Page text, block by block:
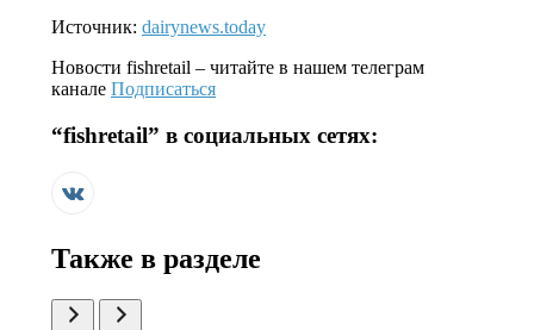
Источник: dairynews.today
Новости fishretail – читайте в нашем телеграм
канале Подписаться
“fishretail” в социальных сетях:
Также в разделе